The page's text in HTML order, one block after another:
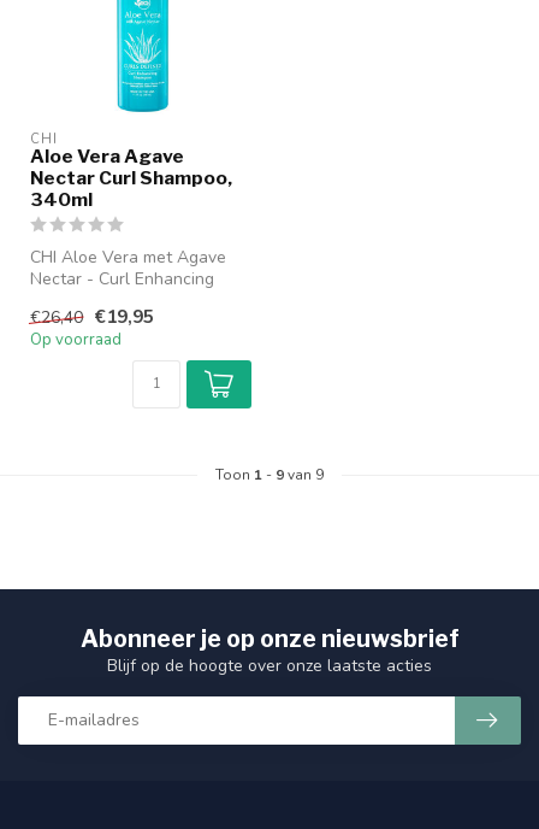
CHI
Aloe Vera Agave
Nectar Curl Shampoo,
340ml
CHI Aloe Vera met Agave
Nectar - Curl Enhancing
shampoo...
€26,40 €19,95
Op voorraad
Toon 1 - 9van 9
Abonneer je op onze nieuwsbrief
Blijf op de hoogte over onze laatste acties